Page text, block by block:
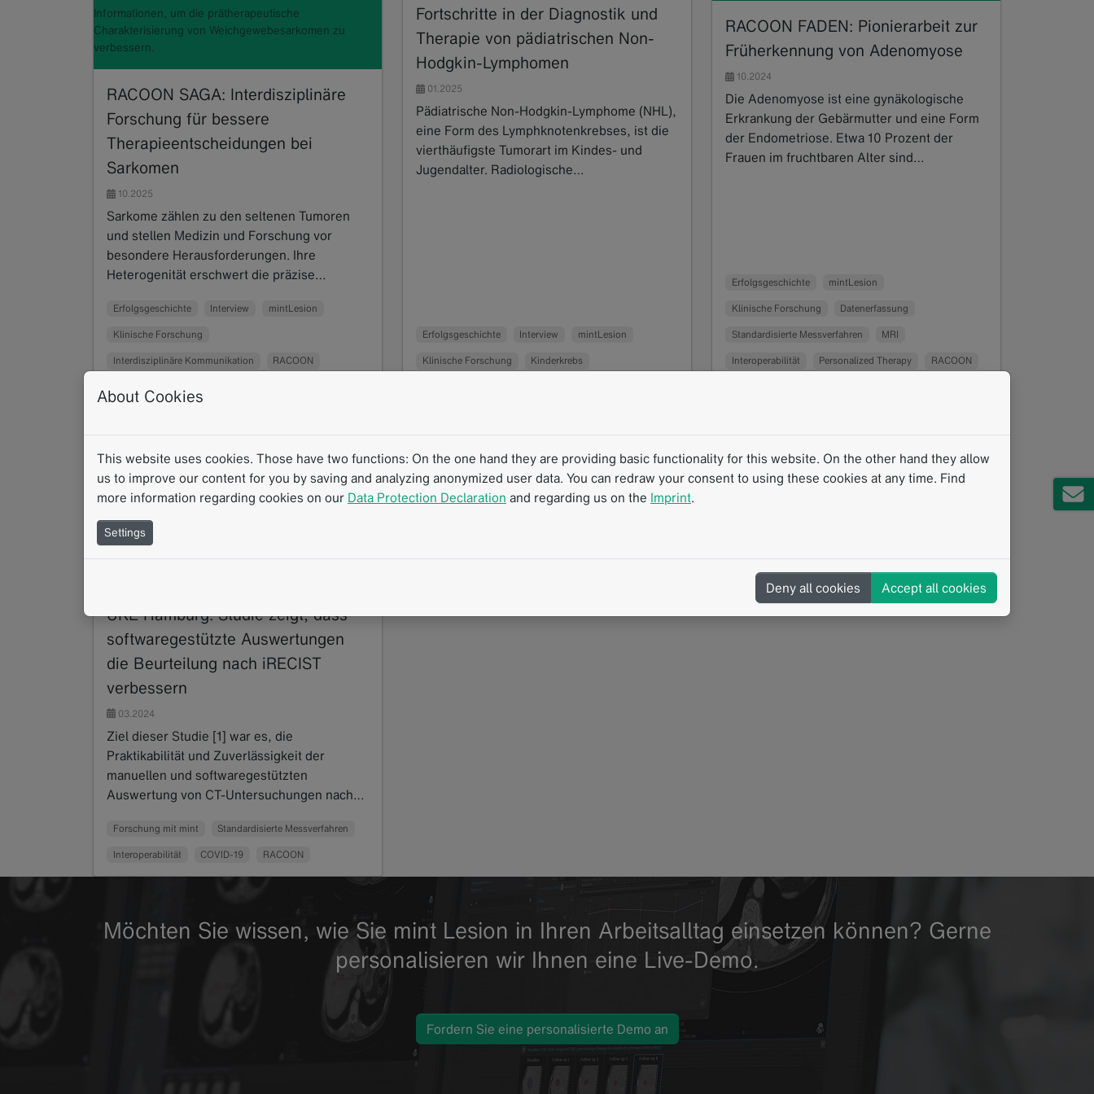
Informationen, um die prätherapeutische
Charakterisierung von Weichgewebesarkomen zu
verbessern.
RACOON SAGA: Interdisziplinäre
Forschung für bessere
Therapieentscheidungen bei
Sarkomen
10.2025
Sarkome zählen zu den seltenen Tumoren
und stellen Medizin und Forschung vor
besondere Herausforderungen. Ihre
Heterogenität erschwert die präzise…
Erfolgsgeschichte Interview mintLesion
Klinische Forschung
Interdisziplinäre Kommunikation RACOON
Strukturierte Berichterstattung
Fortschritte in der Diagnostik und
Therapie von pädiatrischen Non-
Hodgkin-Lymphomen
01.2025
Pädiatrische Non-Hodgkin-Lymphome (NHL),
eine Form des Lymphknotenkrebses, ist die
vierthäufigste Tumorart im Kindes- und
Jugendalter. Radiologische…
Erfolgsgeschichte Interview mintLesion
Klinische Forschung Kinderkrebs
RACOON FADEN: Pionierarbeit zur
Früherkennung von Adenomyose
10.2024
Die Adenomyose ist eine gynäkologische
Erkrankung der Gebärmutter und eine Form
der Endometriose. Etwa 10 Prozent der
Frauen im fruchtbaren Alter sind…
Erfolgsgeschichte mintLesion
Klinische Forschung Datenerfassung
Standardisierte Messverfahren MRI
Interoperabilität Personalized Therapy RACOON
UKE Hamburg: Studie zeigt, dass
softwaregestützte Auswertungen
die Beurteilung nach iRECIST
verbessern
03.2024
Ziel dieser Studie [1] war es, die
Praktikabilität und Zuverlässigkeit der
manuellen und softwaregestützten
Auswertung von CT-Untersuchungen nach…
Forschung mit mint Standardisierte Messverfahren
Interoperabilität COVID-19 RACOON
Möchten Sie wissen, wie Sie mint Lesion in Ihren Arbeitsalltag einsetzen können? Gerne
personalisieren wir Ihnen eine Live-Demo.
Fordern Sie eine personalisierte Demo an
About Cookies
This website uses cookies. Those have two functions: On the one hand they are providing basic functionality for this website. On the other hand they allow
us to improve our content for you by saving and analyzing anonymized user data. You can redraw your consent to using these cookies at any time. Find
more information regarding cookies on our Data Protection Declaration and regarding us on the Imprint.
Settings
Deny all cookies Accept all cookies